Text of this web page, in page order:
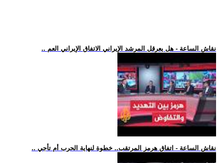
.. نقاش الساعة - هل يعرقل المرشد الإيراني الاتفاق الإيراني العم
.. نقاش الساعة - اتفاق هرمز المرتقب.. خطوة لنهاية الحرب أم تأجي